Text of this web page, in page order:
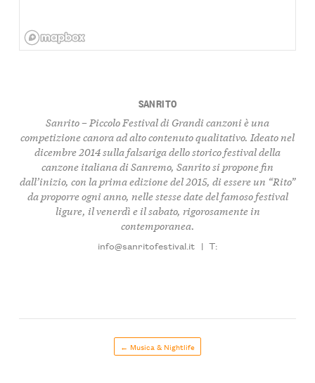
SANRITO
Sanrito – Piccolo Festival di Grandi canzoni è una
competizione canora ad alto contenuto qualitativo. Ideato nel
dicembre 2014 sulla falsariga dello storico festival della
canzone italiana di Sanremo, Sanrito si propone fin
dall’inizio, con la prima edizione del 2015, di essere un “Rito”
da proporre ogni anno, nelle stesse date del famoso festival
ligure, il venerdì e il sabato, rigorosamente in
contemporanea.
info@sanritofestival.it | T:
← Musica & Nightlife